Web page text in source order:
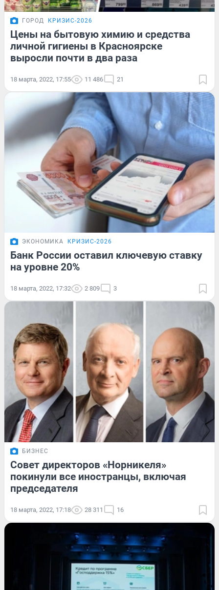
ГОРОД КРИЗИС-2026
Цены на бытовую химию и средства
личной гигиены в Красноярске
выросли почти в два раза
18 марта, 2022, 17:55 11 486 21
ЭКОНОМИКА КРИЗИС-2026
Банк России оставил ключевую ставку
на уровне 20%
18 марта, 2022, 17:32 2 809 3
БИЗНЕС
Совет директоров «Норникеля»
покинули все иностранцы, включая
председателя
18 марта, 2022, 17:18 28 311 16